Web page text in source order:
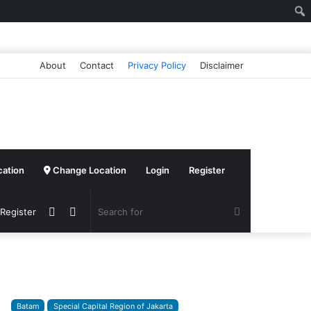
About Contact Privacy Policy Disclaimer
Change Location Login Register
Search
Switch
Sidebar
Batam Special Capital Region of Jakarta